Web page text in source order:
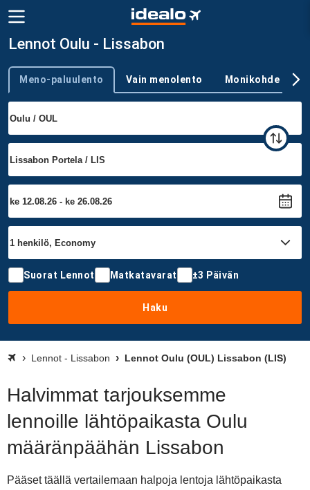
Lennot Oulu - Lissabon
Trip type
Meno-paluulento Vain menolento Monikohde
Suorat Lennot Matkatavarat ±3 Päivän
Haku
Lennot - Lissabon Lennot Oulu (OUL) Lissabon (LIS)
Halvimmat tarjouksemme
lennoille lähtöpaikasta Oulu
määränpäähän Lissabon
Pääset täällä vertailemaan halpoja lentoja lähtöpaikasta